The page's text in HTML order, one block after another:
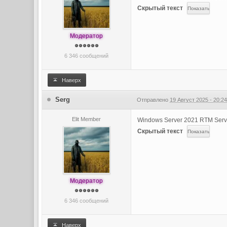
Модератор
6 346 сообщений
Скрытый текст
Наверх
Serg Отправлено 19 Август 2025 - 20:24
Elit Member
Модератор
6 346 сообщений
Windows Server 2021 RTM
Скрытый текст
Наверх